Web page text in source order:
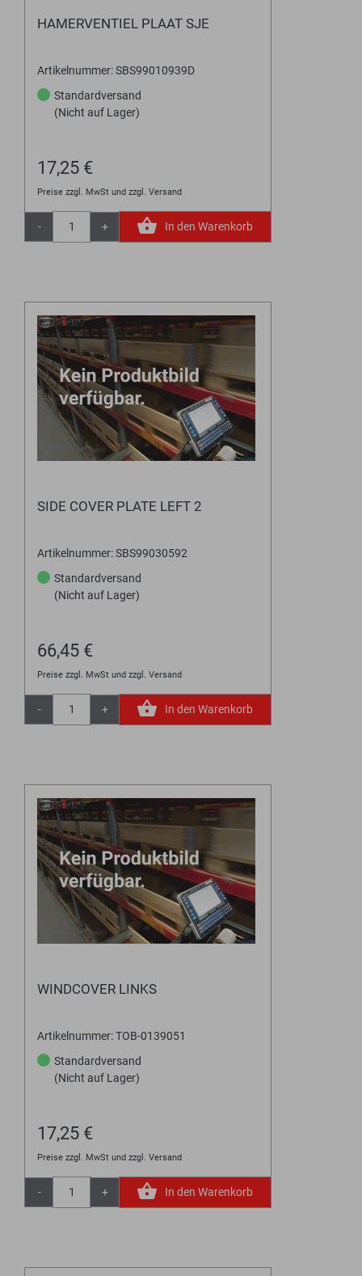
HAMERVENTIEL PLAAT SJE
Artikelnummer: SBS99010939D
Standardversand
(Nicht auf Lager)
17,25 €
Preise zzgl. MwSt und zzgl. Versand
- + In den Warenkorb
SIDE COVER PLATE LEFT 2
Artikelnummer: SBS99030592
Standardversand
(Nicht auf Lager)
66,45 €
Preise zzgl. MwSt und zzgl. Versand
- + In den Warenkorb
WINDCOVER LINKS
Artikelnummer: TOB-0139051
Standardversand
(Nicht auf Lager)
17,25 €
Preise zzgl. MwSt und zzgl. Versand
- + In den Warenkorb